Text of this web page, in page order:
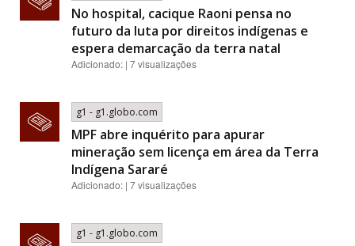
No hospital, cacique Raoni pensa no
futuro da luta por direitos indígenas e
espera demarcação da terra natal
Adicionado: | 7 visualizações
g1 - g1.globo.com
MPF abre inquérito para apurar
mineração sem licença em área da Terra
Indígena Sararé
Adicionado: | 7 visualizações
g1 - g1.globo.com